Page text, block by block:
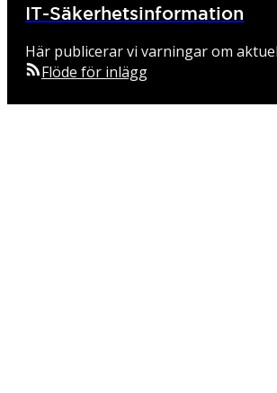
IT-Säkerhetsinformation
Här publicerar vi varningar om
Flöde för inlägg